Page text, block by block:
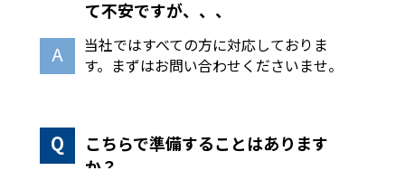
て不安ですが、、、
当社ではすべての方に対応しておりま
す。まずはお問い合わせくださいませ。
こちらで準備することはあります
か？